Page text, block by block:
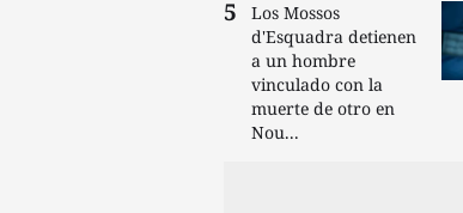
Los Mossos
d'Esquadra detienen
a un hombre
vinculado con la
muerte de otro en
Nou...